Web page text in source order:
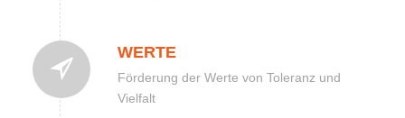
WERTE
Förderung der Werte von Toleranz und
Vielfalt